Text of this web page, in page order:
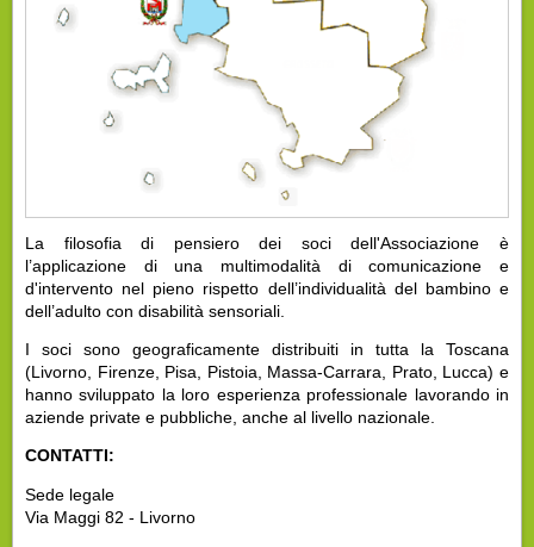
La filosofia di pensiero dei soci dell'Associazione è
l’applicazione di una multimodalità di comunicazione e
d'intervento nel pieno rispetto dell’individualità del bambino e
dell’adulto con disabilità sensoriali.
I soci sono geograficamente distribuiti in tutta la Toscana
(Livorno, Firenze, Pisa, Pistoia, Massa-Carrara, Prato, Lucca) e
hanno sviluppato la loro esperienza professionale lavorando in
aziende private e pubbliche, anche al livello nazionale.
CONTATTI:
Sede legale
Via Maggi 82 - Livorno